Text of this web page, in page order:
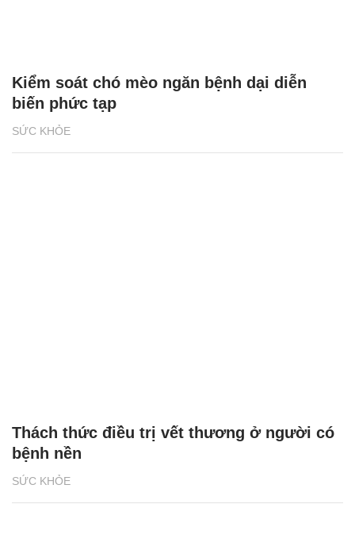
SỨC KHỎE
Kiểm soát chó mèo ngăn bệnh dại diễn
biến phức tạp
SỨC KHỎE
Thách thức điều trị vết thương ở người có
bệnh nền